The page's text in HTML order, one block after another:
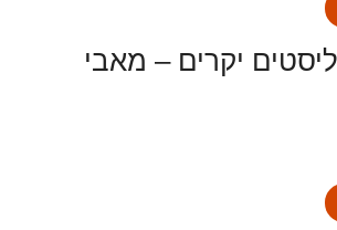
יקרים – מאבי